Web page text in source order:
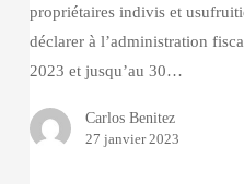
propriétaires indivis et
déclarer à l’administration
2023 et jusqu’au 30…
Carlos Benitez
27 janvier 2023